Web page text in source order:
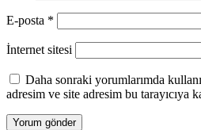
E-posta *
İnternet sitesi
Daha sonraki yorumlarımda
adresim ve site adresim bu tarayıcıya